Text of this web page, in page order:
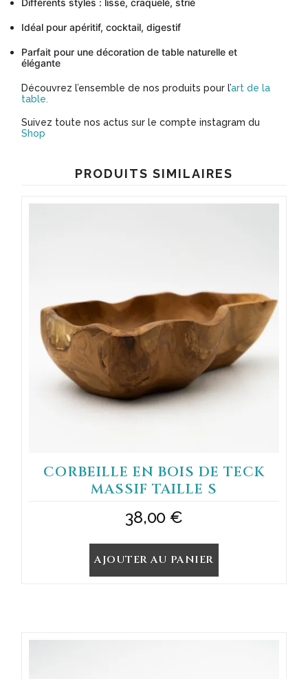
Différents styles : lisse, craquelé, strié
Idéal pour apéritif, cocktail, digestif
Parfait pour une décoration de table naturelle et
élégante
Découvrez l’ensemble de nos produits pour l’art de la
table.
Suivez toute nos actus sur le compte instagram du
Shop
PRODUITS SIMILAIRES
CORBEILLE EN BOIS DE TECK
MASSIF TAILLE S
38,00 €
AJOUTER AU PANIER